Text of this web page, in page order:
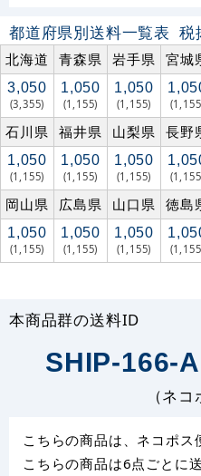
都道府県別送料一覧表 税
北海道
青森県 岩手県 宮城
3,050
(3,355)
1,050
(1,155)
1,050
(1,155)
石川県 福井県 山梨県 長野
1,050
(1,155)
1,050
(1,155)
1,050
(1,155)
岡山県 広島県 山口県 徳島
1,050
(1,155)
1,050
(1,155)
1,050
(1,155)
本商品群の送料ID
SHIP-166-
（ネコ
こちらの商品は、ネコポス
こちらの商品は6点ごとに